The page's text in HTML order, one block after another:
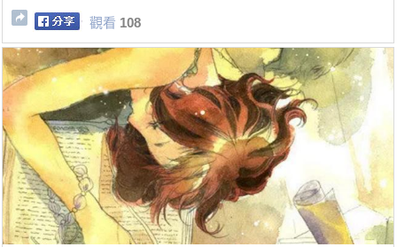
觀看 108